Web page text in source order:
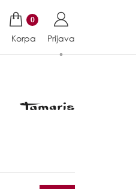
0
Korpa Prijava